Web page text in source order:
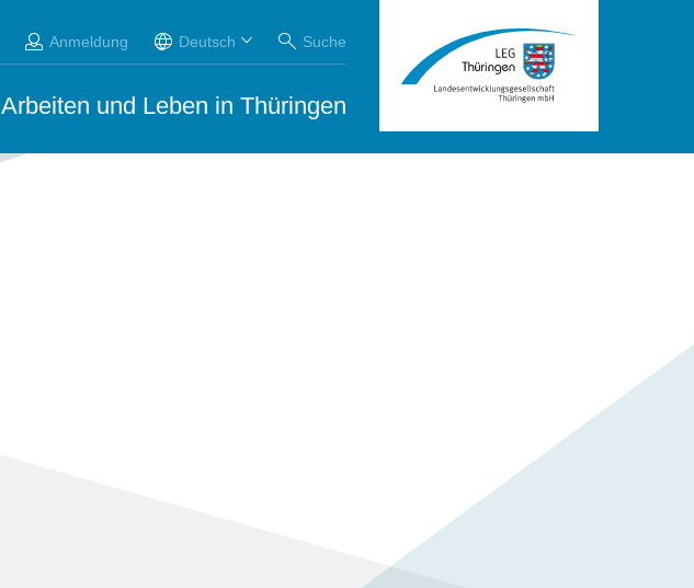
Anmeldung Deutsch Suche
Arbeiten und Leben in Thüringen